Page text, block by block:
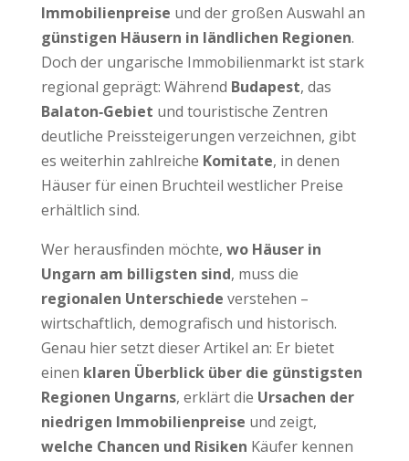
Immobilienpreise und der großen Auswahl an
günstigen Häusern in ländlichen Regionen.
Doch der ungarische Immobilienmarkt ist stark
regional geprägt: Während Budapest, das
Balaton‑Gebiet und touristische Zentren
deutliche Preissteigerungen verzeichnen, gibt
es weiterhin zahlreiche Komitate, in denen
Häuser für einen Bruchteil westlicher Preise
erhältlich sind.
Wer herausfinden möchte, wo Häuser in
Ungarn am billigsten sind, muss die
regionalen Unterschiede verstehen –
wirtschaftlich, demografisch und historisch.
Genau hier setzt dieser Artikel an: Er bietet
einen klaren Überblick über die günstigsten
Regionen Ungarns, erklärt die Ursachen der
niedrigen Immobilienpreise und zeigt,
welche Chancen und Risiken Käufer kennen